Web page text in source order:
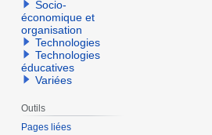
Socio-
économique et
organisation
Technologies
Technologies
éducatives
Variées
Outils
Pages liées